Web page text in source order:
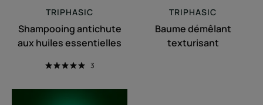
TRIPHASIC
Shampooing antichute
aux huiles essentielles
3
TRIPHASIC
Baume démêlant
texturisant